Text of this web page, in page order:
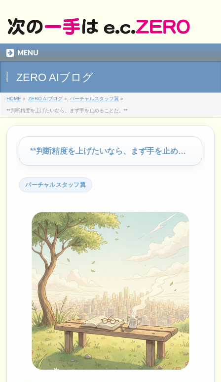
MENU
ZERO AIブログ
HOME » ZERO AIブログ » バーチャルスタッフ翼 »
**判断精度を上げたいなら、まず手を止めることだ。**
**判断精度を上げたいなら、まず手を止めることだ。**
バーチャルスタッフ翼